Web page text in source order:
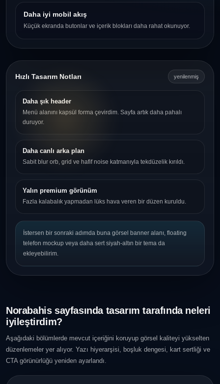
Daha iyi mobil akış
Küçük ekranda butonlar ve içerik blokları daha rahat okunuyor.
Hızlı Tasarım Notları yenilenmiş
Daha şık header
Menü alanını kapsül forma çevirdim. Sayfa artık daha pahalı
duruyor.
Daha canlı arka plan
Sabit blur orb, grid ve hafif noise katmanıyla tekdüzelik kırıldı.
Yalın premium görünüm
Fazla kalabalık yapmadan lüks hava veren bir düzen kuruldu.
İstersen bir sonraki adımda buna görsel banner alanı, floating
telefon mockup veya daha sert siyah-altın bir tema da
ekleyebilirim.
Norabahis sayfasında tasarım tarafında neleri
iyileştirdim?
Aşağıdaki bölümlerde mevcut içeriğini koruyup görsel kaliteyi yükselten
düzenlemeler yer alıyor. Yazı hiyerarşisi, boşluk dengesi, kart sertliği ve
CTA görünürlüğü yeniden ayarlandı.